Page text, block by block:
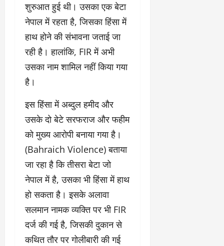
शुरुआत हुई थी। उसका एक बेटा
नेपाल में रहता है, जिसका हिंसा में
हाथ होने की संभावना जताई जा
रही है। हालांकि, FIR में अभी
उसका नाम शामिल नहीं किया गया
है।
इस हिंसा में अब्दुल हमीद और
उसके दो बेटे सरफराज और फहीम
को मुख्य आरोपी बनाया गया है।
(Bahraich Violence) बताया
जा रहा है कि तीसरा बेटा जो
नेपाल में है, उसका भी हिंसा में हाथ
हो सकता है। इसके अलावा
सलमान नामक व्यक्ति पर भी FIR
दर्ज की गई है, जिसकी दुकान से
कथित तौर पर गोलीबारी की गई